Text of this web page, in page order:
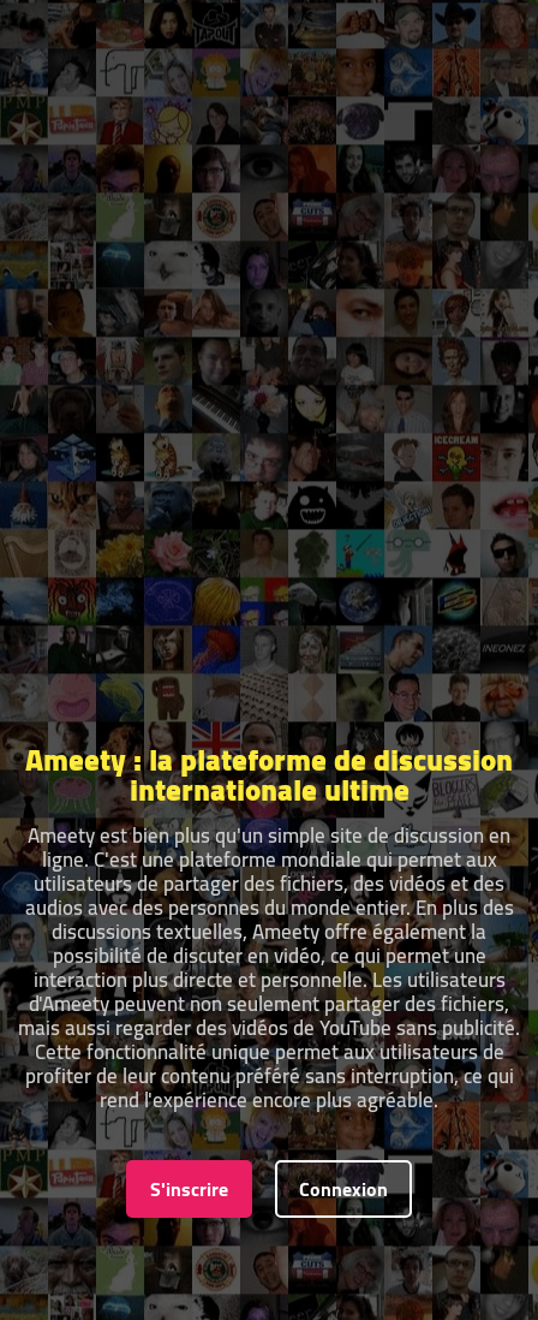
Ameety : la plateforme de discussion
internationale ultime
Ameety est bien plus qu'un simple site de discussion en
ligne. C'est une plateforme mondiale qui permet aux
utilisateurs de partager des fichiers, des vidéos et des
audios avec des personnes du monde entier. En plus des
discussions textuelles, Ameety offre également la
possibilité de discuter en vidéo, ce qui permet une
interaction plus directe et personnelle. Les utilisateurs
d'Ameety peuvent non seulement partager des fichiers,
mais aussi regarder des vidéos de YouTube sans publicité.
Cette fonctionnalité unique permet aux utilisateurs de
profiter de leur contenu préféré sans interruption, ce qui
rend l'expérience encore plus agréable.
S'inscrire Connexion